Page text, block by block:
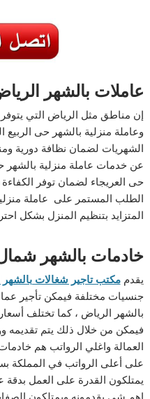
عاملات بالشهر
إن مناطق مثل الرياض التي
وعاملة منزلية بالشهر حى الربيع
الشهريات لضمان نظافة دورية
عن خدمات عاملة منزلية بالشهر
حى العريجاء لضمان توفر
الطلب المستمر على عاملة
المتزايد بتنظيم المنزل بشكل
خادمات بالشهر
يقدممكتب تاجير شغالات بالشهر
جنسيات مختلفة فيمكن تأجير
بالشهر الرياض ، كما تختلف
فيمكن من خلال ذلك يتم تقديمه
العمالة واغلي الرواتب هم
على أعلى الرواتب في المملكة
يمتلكون القدرة على العمل بدقة
اهم شي يقدمونه ويمتلكون